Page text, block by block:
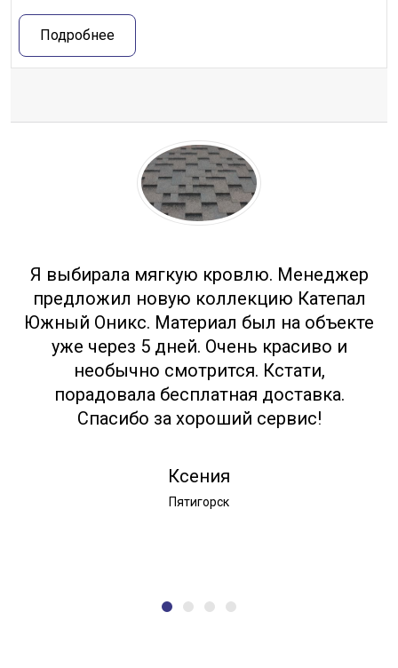
Подробнее
Я выбирала мягкую кровлю. Менеджер
предложил новую коллекцию Катепал
Южный Оникс. Материал был на объекте
уже через 5 дней. Очень красиво и
необычно смотрится. Кстати,
порадовала бесплатная доставка.
Спасибо за хороший сервис!
Ксения
Пятигорск